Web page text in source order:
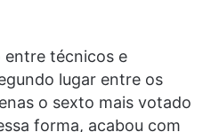
entre técnicos e
lugar entre os
o sexto mais votado
forma, acabou com